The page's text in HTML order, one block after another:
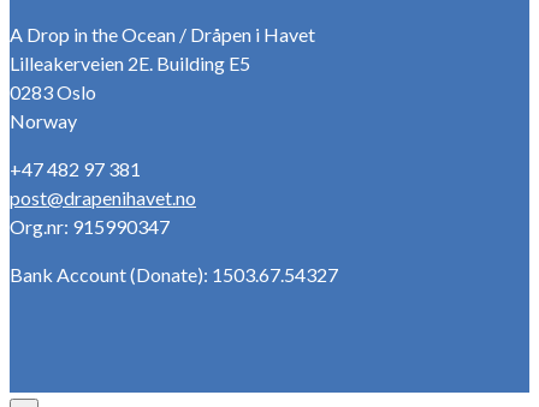
A Drop in the Ocean / Dråpen i Havet
Lilleakerveien 2E. Building E5
0283 Oslo
Norway
+47 482 97 381
post@drapenihavet.no
Org.nr: 915990347
Bank Account (Donate): 1503.67.54327